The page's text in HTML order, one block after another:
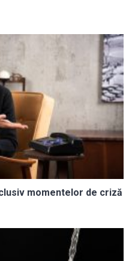
momentelor de criză